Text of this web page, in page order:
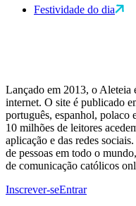
Festividade do dia
Lançado em 2013, o
internet. O site é publicado
português, espanhol, polaco
10 milhões de leitores
aplicação e das redes
de pessoas em todo o
de comunicação católicos
Inscrever-seEntrar